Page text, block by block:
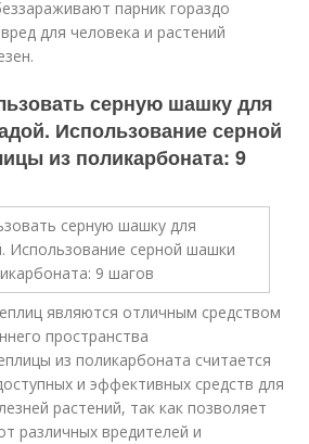
парник гораздо
для человека и растений
серную шашку для
Использование серной
из поликарбоната: 9
являются отличным средством
пространства
из поликарбоната считается
и эффективных средств для
растений, так как позволяет
различных вредителей и